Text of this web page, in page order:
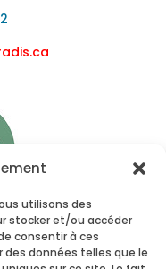
utilisons des
stocker et/ou accéder
consentir à ces
données telles que le